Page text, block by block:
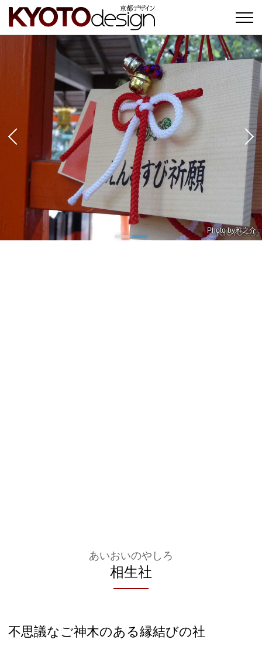
Photo by雅之介
Photo by雅之介
相生社
あいおいのやしろ
不思議なご神木のある縁結びの社